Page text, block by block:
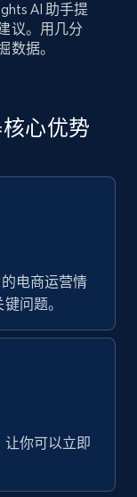
AI 助手提
议。用几分
数据。
心优势
电商运营情
问题。
你可以立即